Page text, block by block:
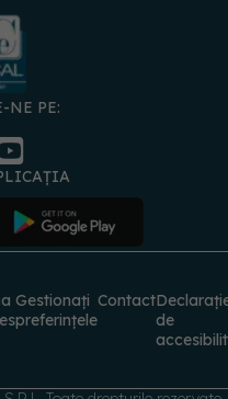
NE PE:
Gestionați
preferințele
Contact
de